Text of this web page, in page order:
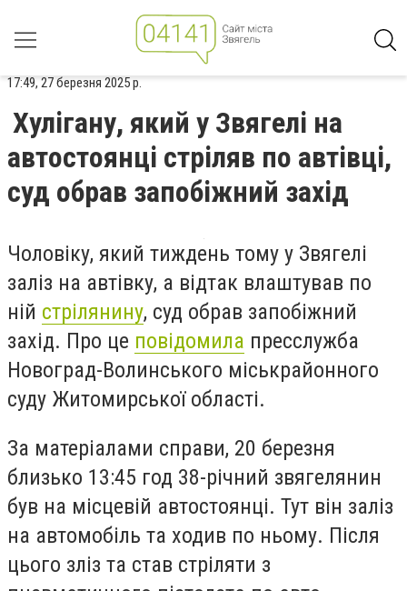
17:49, 27 березня 2025 р.
Хулігану, який у Звягелі на
автостоянці стріляв по автівці,
суд обрав запобіжний захід
Чоловіку, який тиждень тому у Звягелі
заліз на автівку, а відтак влаштував по
ній стрілянину, суд обрав запобіжний
захід. Про це повідомила пресслужба
Новоград-Волинського міськрайонного
суду Житомирської області.
За матеріалами справи, 20 березня
близько 13:45 год 38-річний звягелянин
був на місцевій автостоянці. Тут він заліз
на автомобіль та ходив по ньому. Після
цього зліз та став стріляти з